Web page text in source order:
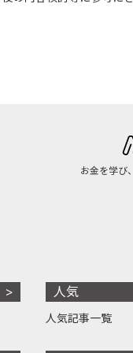
お金を学び
人気
人気記事一覧